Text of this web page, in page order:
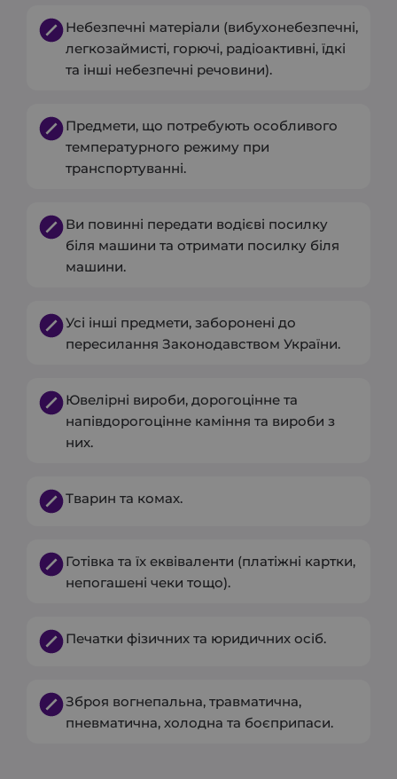
Небезпечні матеріали (вибухонебезпечні,
легкозаймисті, горючі, радіоактивні, їдкі
та інші небезпечні речовини).
Предмети, що потребують особливого
температурного режиму при
транспортуванні.
Ви повинні передати водієві посилку
біля машини та отримати посилку біля
машини.
Усі інші предмети, заборонені до
пересилання Законодавством України.
Ювелірні вироби, дорогоцінне та
напівдорогоцінне каміння та вироби з
них.
Тварин та комах.
Готівка та їх еквіваленти (платіжні картки,
непогашені чеки тощо).
Печатки фізичних та юридичних осіб.
Зброя вогнепальна, травматична,
пневматична, холодна та боєприпаси.